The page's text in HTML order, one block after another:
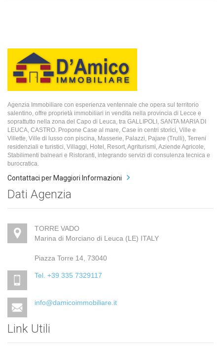
Agenzia Immobiliare con esperienza ventennale che opera sul territorio
salentino, offre proprietà immobiliari in vendita nella provincia di Lecce e
soprattutto nella zona del Capo di Leuca, tra GALLIPOLI, SANTA MARIA DI
LEUCA, CASTRO. Propone Case al mare, Case in centri storici, Ville e
Villette, Ville di lusso con piscina, Masserie, Palazzi, Pajare (Trulli), Terreni
residenziali e turistici, Villaggi, Hotel, Resort, Agriturismi, Aziende Agricole,
Stabilimenti balneari e Ristoranti, integrando servizi di consulenza tecnica e
burocratica.
Contattaci per Maggiori Informazioni
Dati Agenzia
TORRE VADO
Marina di Morciano di Leuca (LE) ITALY
Piazza Torre 14, 73040
Tel. +39 335 7329117
info@damicoimmobiliare.it
Link Utili